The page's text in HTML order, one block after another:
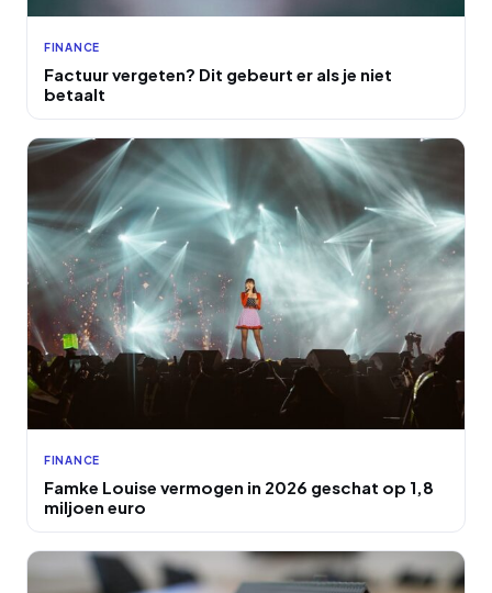
FINANCE
Factuur vergeten? Dit gebeurt er als je niet
betaalt
FINANCE
Famke Louise vermogen in 2026 geschat op 1,8
miljoen euro